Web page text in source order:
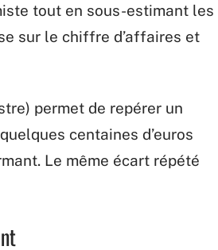
tout en sous-estimant les
sur le chiffre d’affaires et
permet de repérer un
centaines d’euros
Le même écart répété